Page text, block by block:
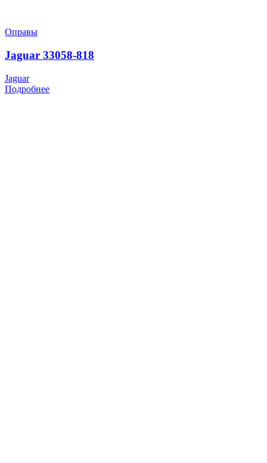
Оправы
Jaguar 33058-818
Jaguar
Подробнее